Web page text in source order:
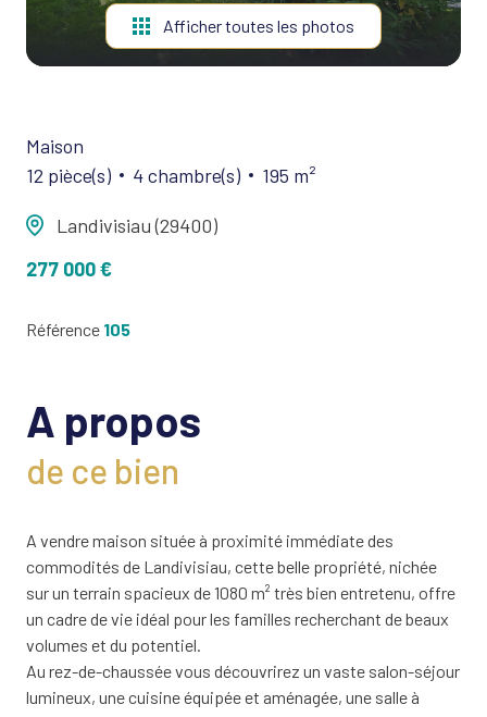
Afficher toutes les photos
Maison
12 pièce(s)
4 chambre(s) 195 m²
Landivisiau (29400)
277 000 €
Référence 105
A propos
de ce bien
A vendre maison située à proximité immédiate des
commodités de Landivisiau, cette belle propriété, nichée
sur un terrain spacieux de 1080 m² très bien entretenu, offre
un cadre de vie idéal pour les familles recherchant de beaux
volumes et du potentiel.
Au rez-de-chaussée vous découvrirez un vaste salon-séjour
lumineux, une cuisine équipée et aménagée, une salle à